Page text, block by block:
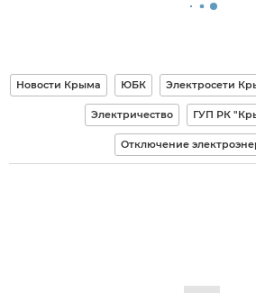
Новости Крыма ЮБК Электросети
Электричество ГУП РК
Отключение